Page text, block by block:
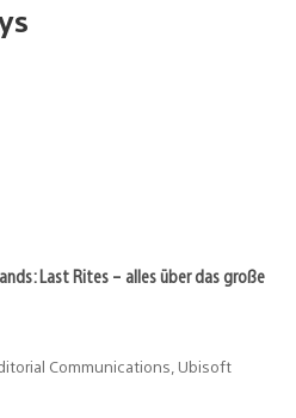
Last Rites – alles über das große
Communications, Ubisoft